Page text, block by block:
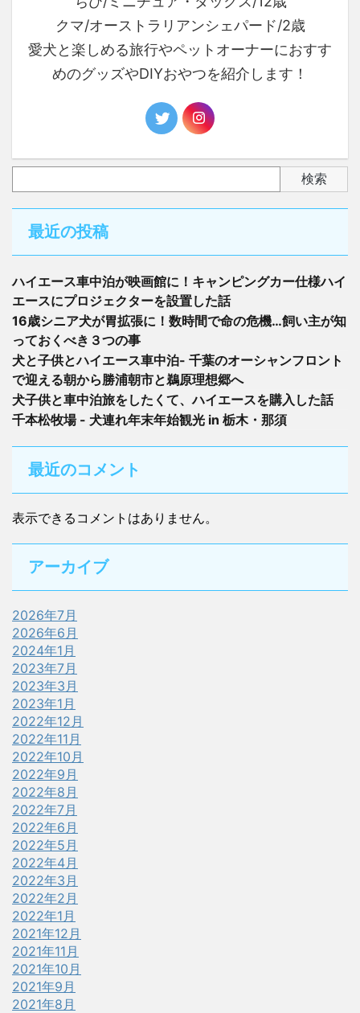
クマ/オーストラリアンシェパード/2歳
愛犬と楽しめる旅行やペットオーナーにおすす
めのグッズやDIYおやつを紹介します！
検索
最近の投稿
ハイエース車中泊が映画館に！キャンピングカー仕様ハイ
エースにプロジェクターを設置した話
16歳シニア犬が胃拡張に！数時間で命の危機…飼い主が知
っておくべき３つの事
犬と子供とハイエース車中泊- 千葉のオーシャンフロント
で迎える朝から勝浦朝市と鵜原理想郷へ
犬子供と車中泊旅をしたくて、ハイエースを購入した話
千本松牧場 - 犬連れ年末年始観光 in 栃木・那須
最近のコメント
表示できるコメントはありません。
アーカイブ
2026年7月
2026年6月
2024年1月
2023年7月
2023年3月
2023年1月
2022年12月
2022年11月
2022年10月
2022年9月
2022年8月
2022年7月
2022年6月
2022年5月
2022年4月
2022年3月
2022年2月
2022年1月
2021年12月
2021年11月
2021年10月
2021年9月
2021年8月